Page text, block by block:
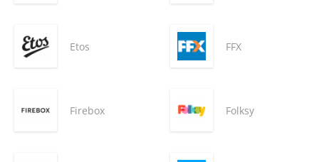
Etos FFX
Firebox Folksy